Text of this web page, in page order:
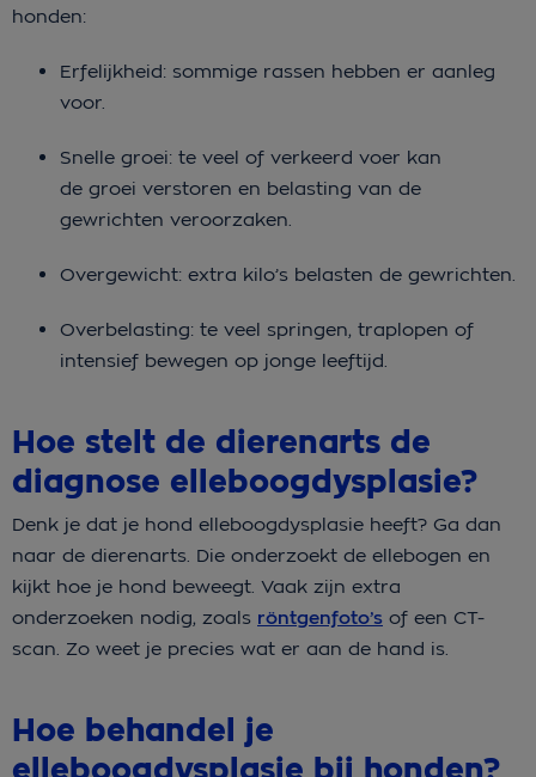
honden:
Erfelijkheid: sommige rassen hebben er aanleg
voor.
Snelle groei: te veel of verkeerd voer kan
de groei verstoren en belasting van de
gewrichten veroorzaken.
Overgewicht: extra kilo’s belasten de gewrichten.
Overbelasting: te veel springen, traplopen of
intensief bewegen op jonge leeftijd.
Hoe stelt de dierenarts de
diagnose elleboogdysplasie?
Denk je dat je hond elleboogdysplasie heeft? Ga dan
naar de dierenarts. Die onderzoekt de ellebogen en
kijkt hoe je hond beweegt. Vaak zijn extra
onderzoeken nodig, zoals röntgenfoto’s of een CT-
scan. Zo weet je precies wat er aan de hand is.
Hoe behandel je